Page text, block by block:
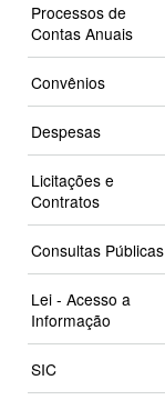
Processos de
Contas Anuais
Convênios
Despesas
Licitações e
Contratos
Consultas Públicas
Lei - Acesso a
Informação
SIC